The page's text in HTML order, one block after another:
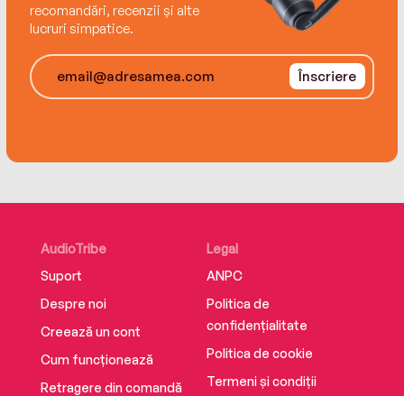
recomandări, recenzii și alte
lucruri simpatice.
Înscriere
AudioTribe
Suport
Despre noi
Creează un cont
Cum funcționează
Retragere din comandă
Legal
ANPC
Politica de
confidențialitate
Politica de cookie
Termeni și condiții